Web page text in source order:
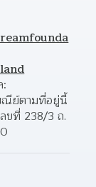
ย์ตามที่อยู่นี้
ขที่ 238/3 ถ.